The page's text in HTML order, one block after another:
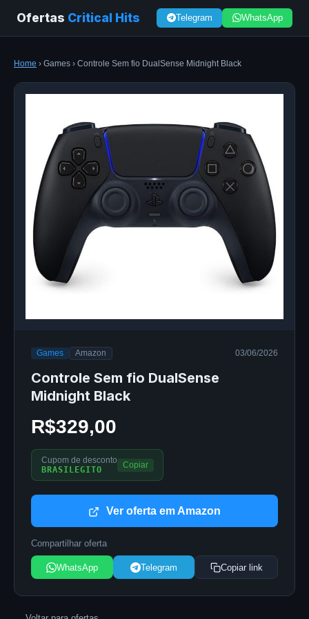
Ofertas Critical Hits Telegram WhatsApp
Home › Games › Controle Sem fio DualSense Midnight Black
Games Amazon 03/06/2026
Controle Sem fio DualSense
Midnight Black
R$329,00
Cupom de desconto
BRASILEGITO
Copiar
Ver oferta em Amazon
Compartilhar oferta
WhatsApp Telegram Copiar link